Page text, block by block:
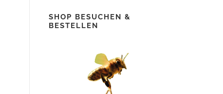
SHOP BESUCHEN &
BESTELLEN